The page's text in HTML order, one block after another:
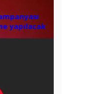
yapılacak